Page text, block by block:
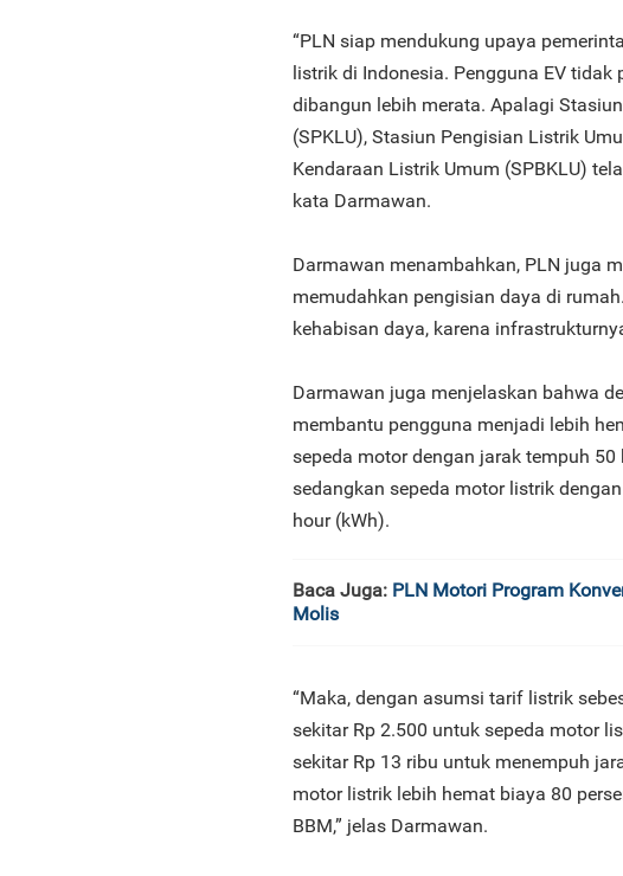
“PLN siap mendukung upaya
listrik di Indonesia. Pengguna EV
dibangun lebih merata. Apalagi
(SPKLU), Stasiun Pengisian Listrik
Kendaraan Listrik Umum (SPBKLU)
kata Darmawan.
Darmawan menambahkan, PLN juga
memudahkan pengisian daya di
kehabisan daya, karena
Darmawan juga menjelaskan bahwa
membantu pengguna menjadi lebih
sepeda motor dengan jarak tempuh
sedangkan sepeda motor listrik
hour (kWh).
Baca Juga: PLN Motori Program
Molis
“Maka, dengan asumsi tarif listrik
sekitar Rp 2.500 untuk sepeda motor
sekitar Rp 13 ribu untuk menempuh
motor listrik lebih hemat biaya 80
BBM,” jelas Darmawan.